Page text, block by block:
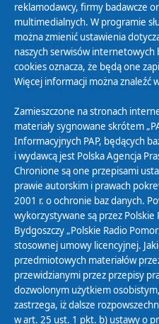
Polityka Prywatności
Zasady korzystania z Serwisu
Organizacje Pożytku
Cyfryzacja DAB+
Polityka ochrony danych
Abonament
Zamówienia publiczne
Biuletyn Informacji
reklamodawcy, firmy badawcze
multimedialnych. W programie
można zmienić ustawienia
naszych serwisów internetowych
cookies oznacza, że będą one
Więcej informacji można znaleźć
Zamieszczone na stronach
materiały sygnowane skrótem
Informacyjnych PAP, będących
i wydawcą jest Polska Agencja
Chronione są one przepisami
prawie autorskim i prawach
2001 r. o ochronie baz danych.
wykorzystywane są przez Polskie
Bydgoszczy „Polskie Radio
stosownej umowy licencyjnej.
przedmiotowych materiałów
przewidzianymi przez przepisy
dozwolonym użytkiem
zastrzega, iż dalsze
w art. 25 ust. 1 pkt. b) ustawy o